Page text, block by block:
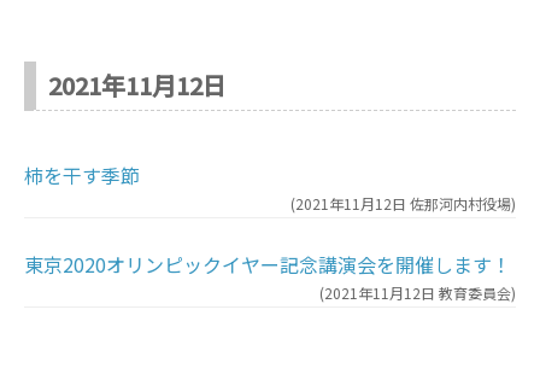
2021年11月12日
柿を干す季節
(2021年11月12日 佐那河内村役場)
東京2020オリンピックイヤー記念講演会を開催します！
(2021年11月12日 教育委員会)